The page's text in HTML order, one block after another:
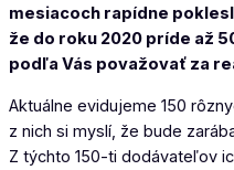
mesiacoch rapídne
že do roku 2020 príde až
podľa Vás považovať za
Aktuálne evidujeme 150
z nich si myslí, že bude
Z týchto 150-ti dodávateľov